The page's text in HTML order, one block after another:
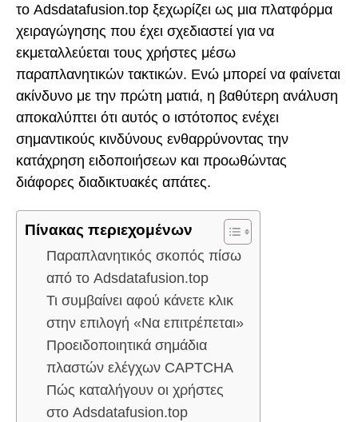
το Adsdatafusion.top ξεχωρίζει ως μια πλατφόρμα
χειραγώγησης που έχει σχεδιαστεί για να
εκμεταλλεύεται τους χρήστες μέσω
παραπλανητικών τακτικών. Ενώ μπορεί να φαίνεται
ακίνδυνο με την πρώτη ματιά, η βαθύτερη ανάλυση
αποκαλύπτει ότι αυτός ο ιστότοπος ενέχει
σημαντικούς κινδύνους ενθαρρύνοντας την
κατάχρηση ειδοποιήσεων και προωθώντας
διάφορες διαδικτυακές απάτες.
Πίνακας περιεχομένων
Παραπλανητικός σκοπός πίσω
από το Adsdatafusion.top
Τι συμβαίνει αφού κάνετε κλικ
στην επιλογή «Να επιτρέπεται»
Προειδοποιητικά σημάδια
πλαστών ελέγχων CAPTCHA
Πώς καταλήγουν οι χρήστες
στο Adsdatafusion.top